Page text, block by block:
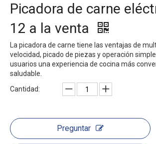
Picadora de carne
12 a la venta
La picadora de carne tiene las ventajas de
velocidad, picado de piezas y operación
usuarios una experiencia de cocina más
saludable.
Cantidad:
Preguntar